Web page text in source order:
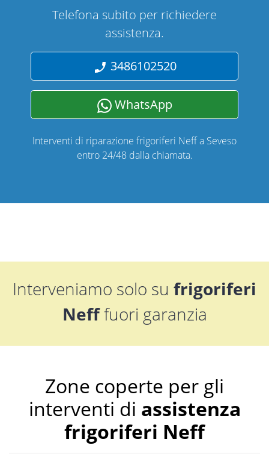
Telefona subito per richiedere
assistenza.
3486102520
WhatsApp
Interventi di riparazione frigoriferi Neff a Seveso
entro 24/48 dalla chiamata.
Interveniamo solo su frigoriferi
Nefffuori garanzia
Zone coperte per gli
interventi di assistenza
frigoriferi Neff